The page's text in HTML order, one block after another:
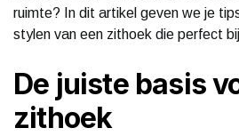
ruimte? In dit artikel geven we je
stylen van een zithoek die perfect
De juiste basis
zithoek